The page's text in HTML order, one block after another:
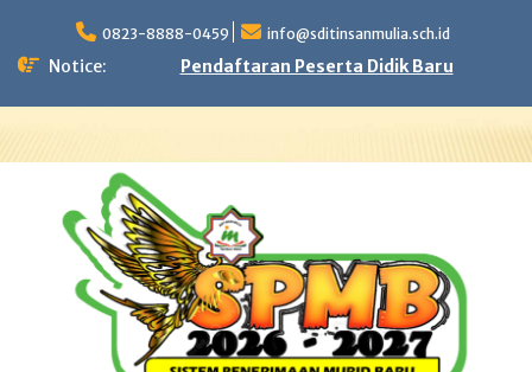
content
0823-8888-0459 info@sditinsanmulia.sch.id
Notice: Pendaftaran Peserta Didik Baru